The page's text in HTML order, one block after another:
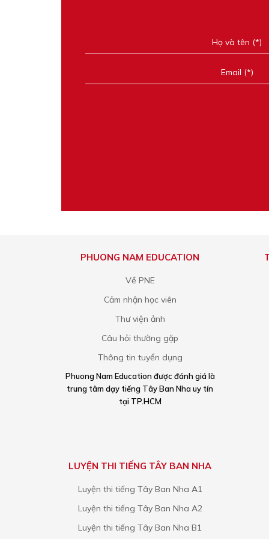
PHUONG NAM EDUCATION
Về PNE
Cảm nhận học viên
Thư viện ảnh
Câu hỏi thường gặp
Thông tin tuyển dụng
Phuong Nam Education được đánh giá là
trung tâm dạy tiếng Tây Ban Nha uy tín
tại TP.HCM
LUYỆN THI TIẾNG TÂY BAN NHA
Luyện thi tiếng Tây Ban Nha A1
Luyện thi tiếng Tây Ban Nha A2
Luyện thi tiếng Tây Ban Nha B1